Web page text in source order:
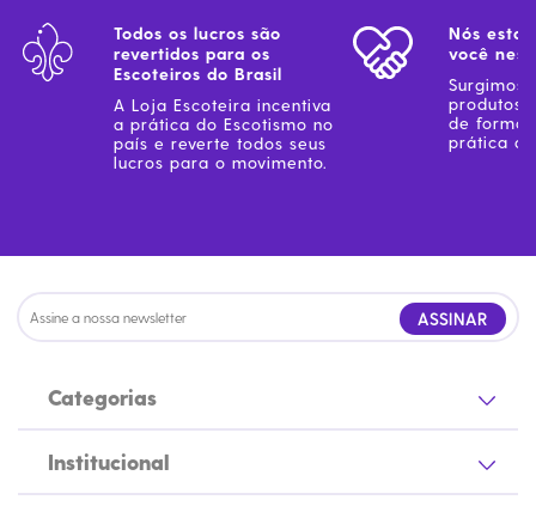
Todos os lucros são
revertidos para os
Escoteiros do Brasil
A Loja Escoteira incentiva
a prática do Escotismo no
país e reverte todos seus
lucros para o movimento.
Nós
você
Surgimos
produtos
de forma
prática
ASSINAR
Categorias
Institucional